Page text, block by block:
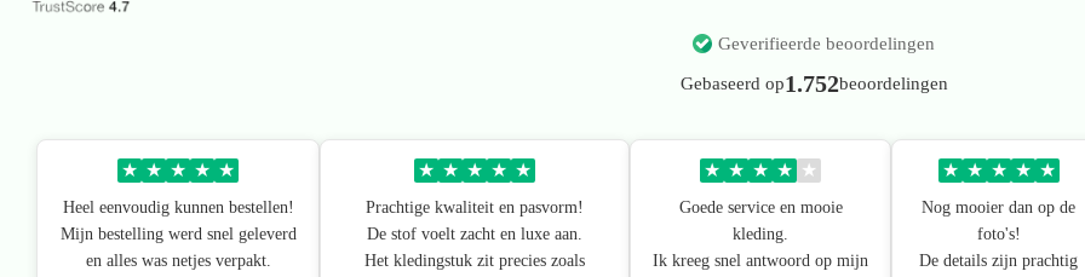
Geverifieerde beoordelingen
Gebaseerd op1.752beoordelingen
★ ★ ★ ★ ★
Heel eenvoudig kunnen bestellen!
Mijn bestelling werd snel geleverd
en alles was netjes verpakt.
★ ★ ★ ★ ★
Prachtige kwaliteit en pasvorm!
De stof voelt zacht en luxe aan.
Het kledingstuk zit precies zoals
★ ★ ★ ★ ★
Goede service en mooie
kleding.
Ik kreeg snel antwoord op mijn
★ ★ ★ ★ ★
Nog mooier dan op de
foto's!
De details zijn prachtig